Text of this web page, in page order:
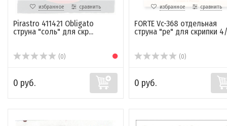
избранное сравнить
Pirastro 411421 Obligato
струна "соль" для скр...
(0)
0 руб.
избранное сравнить
FORTE Vc-368 отдельная
струна "ре" для скрипки
(0)
0 руб.